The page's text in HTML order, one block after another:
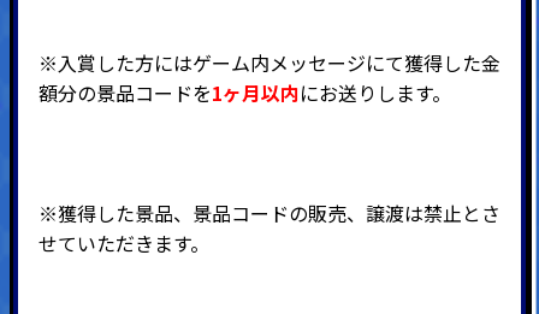
※入賞した方にはゲーム内メッセージにて獲得した金
額分の景品コードを1ヶ月以内にお送りします。
※獲得した景品、景品コードの販売、譲渡は禁止とさ
せていただきます。